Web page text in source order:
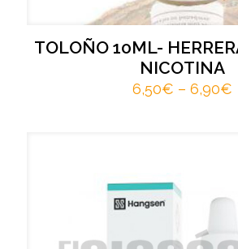
TOLOÑO 10ML-
NICOTINA
6,50€ – 6,90€